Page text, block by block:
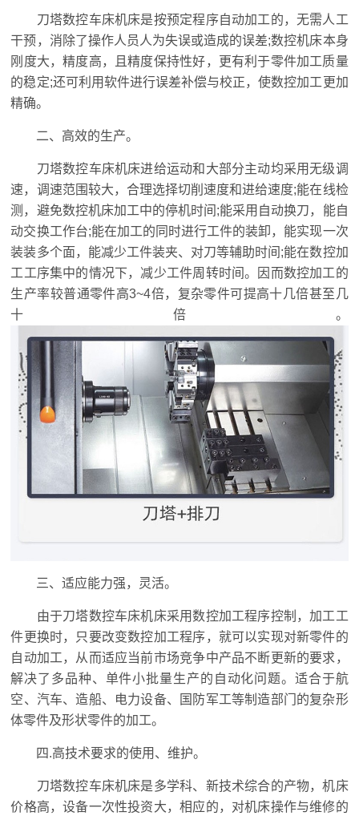
刀塔数控车床机床是按预定程序自动加工的，无需人工
干预，消除了操作人员人为失误或造成的误差;数控机床本身
刚度大，精度高，且精度保持性好，更有利于零件加工质量
的稳定;还可利用软件进行误差补偿与校正，使数控加工更加
精确。
二、高效的生产。
刀塔数控车床机床进给运动和大部分主动均采用无级调
速，调速范围较大，合理选择切削速度和进给速度;能在线检
测，避免数控机床加工中的停机时间;能采用自动换刀，能自
动交换工作台;能在加工的同时进行工件的装卸，能实现一次
装装多个面，能减少工件装夹、对刀等辅助时间;能在数控加
工工序集中的情况下，减少工件周转时间。因而数控加工的
生产率较普通零件高3~4倍，复杂零件可提高十几倍甚至几
十倍。
三、适应能力强，灵活。
由于刀塔数控车床机床采用数控加工程序控制，加工工
件更换时，只要改变数控加工程序，就可以实现对新零件的
自动加工，从而适应当前市场竞争中产品不断更新的要求，
解决了多品种、单件小批量生产的自动化问题。适合于航
空、汽车、造船、电力设备、国防军工等制造部门的复杂形
体零件及形状零件的加工。
四.高技术要求的使用、维护。
刀塔数控车床机床是多学科、新技术综合的产物，机床
价格高，设备一次性投资大，相应的，对机床操作与维修的